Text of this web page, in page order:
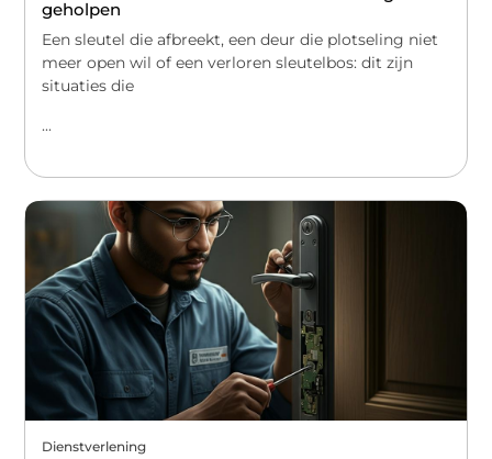
geholpen
Een sleutel die afbreekt, een deur die plotseling niet
meer open wil of een verloren sleutelbos: dit zijn
situaties die
...
Dienstverlening